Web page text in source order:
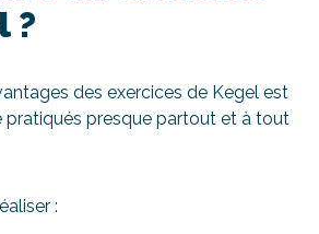
?
des exercices de Kegel est
pratiqués presque partout et à tout
: